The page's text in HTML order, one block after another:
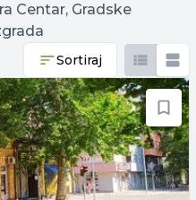
Centar, Gradske
Sortiraj